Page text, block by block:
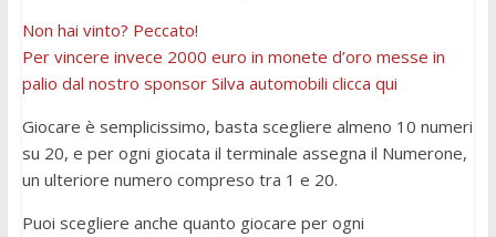
Non hai vinto? Peccato!
Per vincere invece 2000 euro in monete d’oro messe in
palio dal nostro sponsor Silva automobili clicca qui
Giocare è semplicissimo, basta scegliere almeno 10 numeri
su 20, e per ogni giocata il terminale assegna il Numerone,
un ulteriore numero compreso tra 1 e 20.
Puoi scegliere anche quanto giocare per ogni